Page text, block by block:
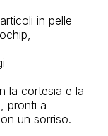
in pelle
la cortesia e la
pronti a
un sorriso.